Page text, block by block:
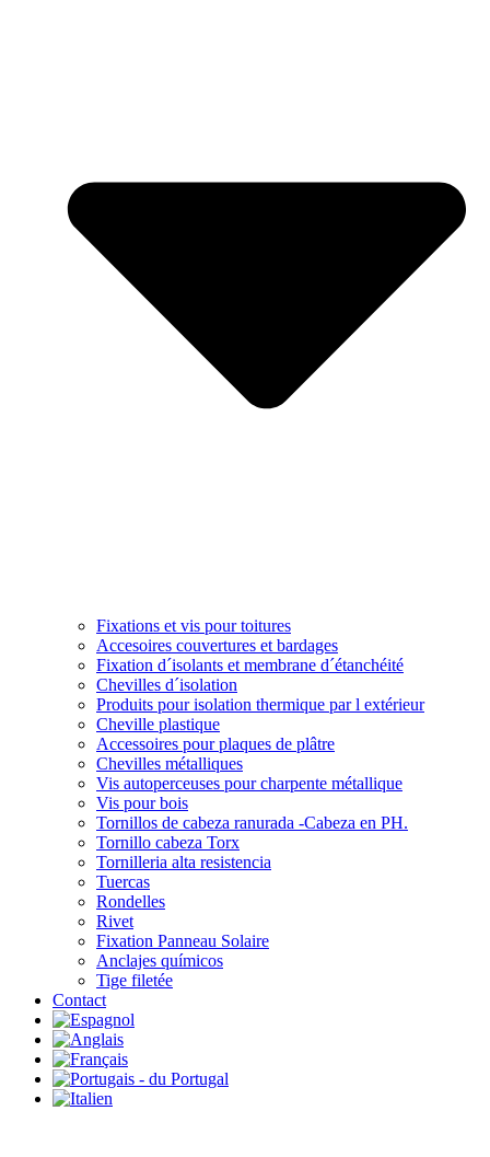
Fixations et vis pour toitures
Accesoires couvertures et bardages
Fixation d´isolants et membrane d´étanchéité
Chevilles d´isolation
Produits pour isolation thermique par l extérieur
Cheville plastique
Accessoires pour plaques de plâtre
Chevilles métalliques
Vis autoperceuses pour charpente métallique
Vis pour bois
Tornillos de cabeza ranurada -Cabeza en PH.
Tornillo cabeza Torx
Tornilleria alta resistencia
Tuercas
Rondelles
Rivet
Fixation Panneau Solaire
Anclajes químicos
Tige filetée
Contact